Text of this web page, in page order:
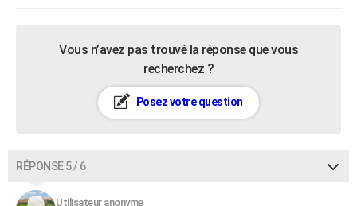
Vous n’avez pas trouvé la réponse que vous
recherchez ?
Posez votre question
RÉPONSE 5 / 6
Utilisateur anonyme